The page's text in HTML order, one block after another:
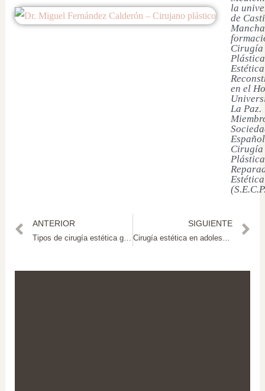
la
de
Cirugía
en el
La Paz.
Cirugía
Estética
ANTERIOR
Tipos de cirugía estética genital
SIGUIENTE